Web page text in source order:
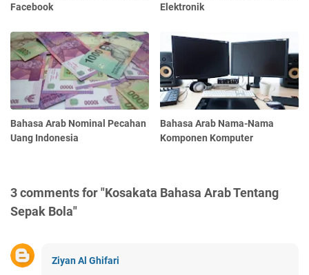
Facebook
Elektronik
Bahasa Arab Nominal Pecahan
Uang Indonesia
Bahasa Arab Nama-Nama
Komponen Komputer
3 comments for "Kosakata Bahasa Arab Tentang
Sepak Bola"
Ziyan Al Ghifari